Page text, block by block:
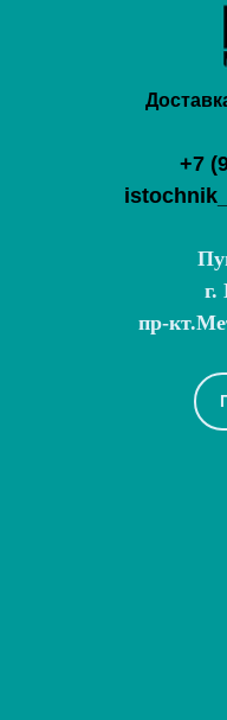
+7
г.
пр-